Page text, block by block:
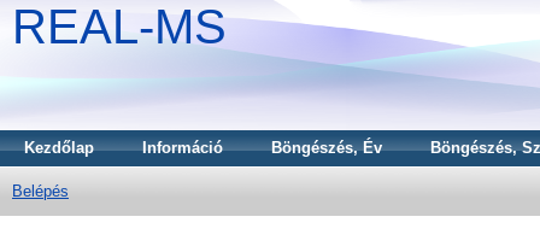
REAL-MS
Kezdőlap Információ Böngészés, Év Böngészés,
Belépés